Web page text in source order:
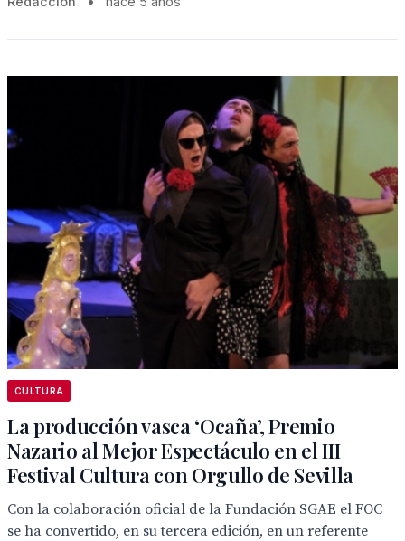
CULTURA
La producción vasca ‘Ocaña’, Premio
Nazario al Mejor Espectáculo en el III
Festival Cultura con Orgullo de Sevilla
Con la colaboración oficial de la Fundación SGAE el FOC
se ha convertido, en su tercera edición, en un referente